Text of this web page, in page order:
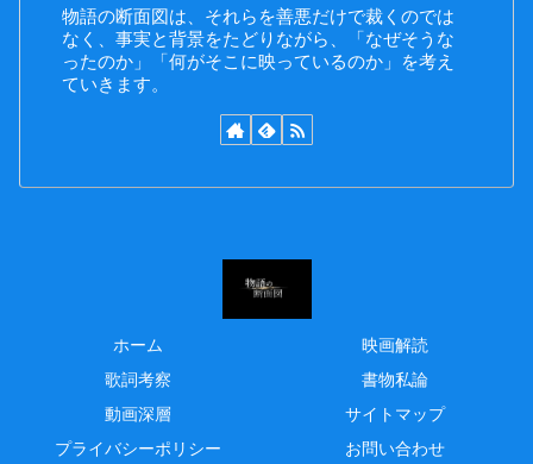
物語の断面図は、それらを善悪だけで裁くのでは
なく、事実と背景をたどりながら、「なぜそうな
ったのか」「何がそこに映っているのか」を考え
ていきます。
ホーム
映画解読
歌詞考察
書物私論
動画深層
サイトマップ
プライバシーポリシー
お問い合わせ